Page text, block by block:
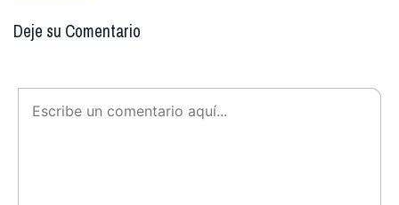
Deje su Comentario